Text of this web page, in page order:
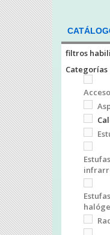
filtros
Categorías